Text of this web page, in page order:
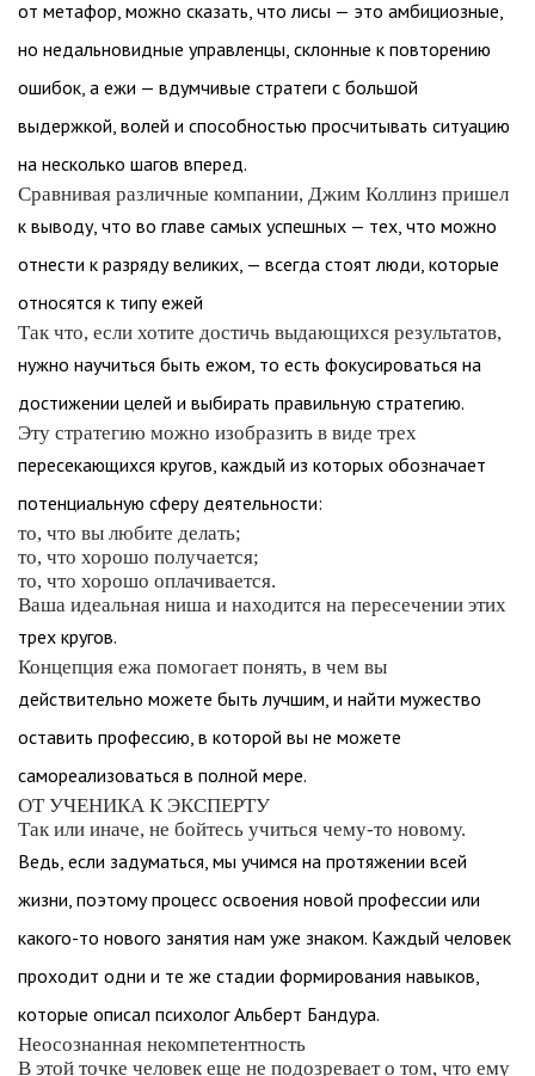
от метафор, можно сказать, что лисы — это амбициозные,
но недальновидные управленцы, склонные к повторению
ошибок, а ежи — вдумчивые стратеги с большой
выдержкой, волей и способностью просчитывать ситуацию
на несколько шагов вперед.
Сравнивая различные компании, Джим Коллинз пришел
к выводу, что во главе самых успешных — тех, что можно
отнести к разряду великих, — всегда стоят люди, которые
относятся к типу ежей
Так что, если хотите достичь выдающихся результатов,
нужно научиться быть ежом, то есть фокусироваться на
достижении целей и выбирать правильную стратегию.
Эту стратегию можно изобразить в виде трех
пересекающихся кругов, каждый из которых обозначает
потенциальную сферу деятельности:
то, что вы любите делать;
то, что хорошо получается;
то, что хорошо оплачивается.
Ваша идеальная ниша и находится на пересечении этих
трех кругов.
Концепция ежа помогает понять, в чем вы
действительно можете быть лучшим, и найти мужество
оставить профессию, в которой вы не можете
самореализоваться в полной мере.
ОТ УЧЕНИКА К ЭКСПЕРТУ
Так или иначе, не бойтесь учиться чему-то новому.
Ведь, если задуматься, мы учимся на протяжении всей
жизни, поэтому процесс освоения новой профессии или
какого-то нового занятия нам уже знаком. Каждый человек
проходит одни и те же стадии формирования навыков,
которые описал психолог Альберт Бандура.
Неосознанная некомпетентность
В этой точке человек еще не подозревает о том, что ему